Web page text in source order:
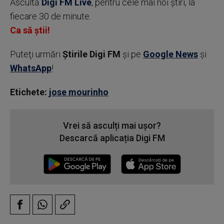
Ascultă Digi FM Live, pentru cele mai noi știri, la
fiecare 30 de minute.
Ca să știi!
Puteţi urmări Știrile Digi FM şi pe Google News şi
WhatsApp!
Etichete: jose mourinho
Vrei să asculți mai ușor?
Descarcă aplicația Digi FM